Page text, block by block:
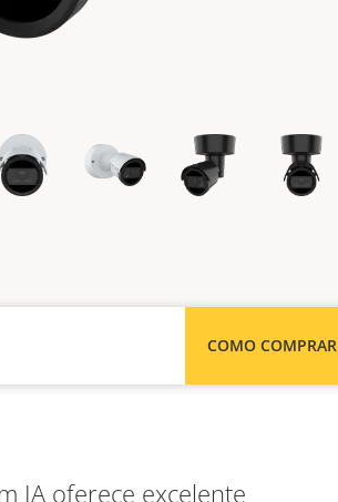
COMO COMPRAR
IA oferece excelente